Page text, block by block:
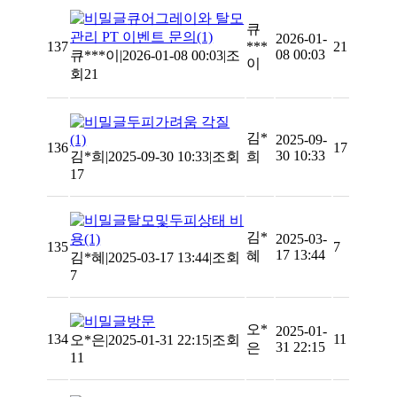
137
큐어그레이와 탈모
관리 PT 이벤트 문의(1)
큐***이 |2026-01-08 00:03|조
회21
큐
***
이
2026-01-
08 00:03
21
136
두피가려움 각질
(1)
김*희 |2025-09-30 10:33|조회
17
김*
희
2025-09-
30 10:33
17
135
탈모및두피상태 비
용(1)
김*혜 |2025-03-17 13:44|조회
7
김*
혜
2025-03-
17 13:44
7
134
방문
오*은|2025-01-31 22:15|조회
11
오*
은
2025-01-
31 22:15
11